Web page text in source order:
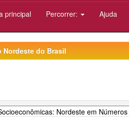
principal Percorrer: Ajuda
Nordeste do Brasil